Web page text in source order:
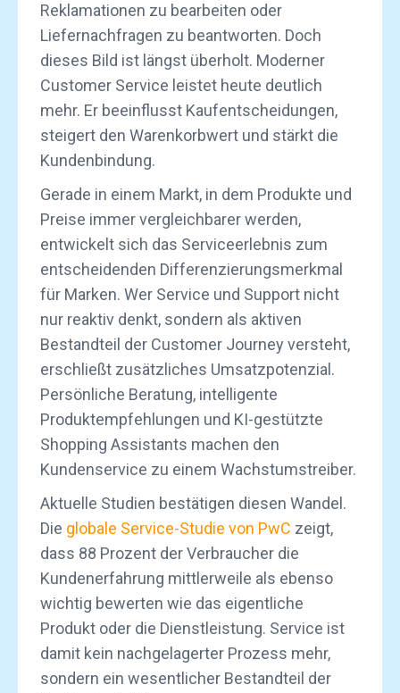
Reklamationen zu bearbeiten oder
Liefernachfragen zu beantworten. Doch
dieses Bild ist längst überholt. Moderner
Customer Service leistet heute deutlich
mehr. Er beeinflusst Kaufentscheidungen,
steigert den Warenkorbwert und stärkt die
Kundenbindung.
Gerade in einem Markt, in dem Produkte und
Preise immer vergleichbarer werden,
entwickelt sich das Serviceerlebnis zum
entscheidenden Differenzierungsmerkmal
für Marken. Wer Service und Support nicht
nur reaktiv denkt, sondern als aktiven
Bestandteil der Customer Journey versteht,
erschließt zusätzliches Umsatzpotenzial.
Persönliche Beratung, intelligente
Produktempfehlungen und KI-gestützte
Shopping Assistants machen den
Kundenservice zu einem Wachstumstreiber.
Aktuelle Studien bestätigen diesen Wandel.
Die globale Service-Studie von PwC zeigt,
dass 88 Prozent der Verbraucher die
Kundenerfahrung mittlerweile als ebenso
wichtig bewerten wie das eigentliche
Produkt oder die Dienstleistung. Service ist
damit kein nachgelagerter Prozess mehr,
sondern ein wesentlicher Bestandteil der